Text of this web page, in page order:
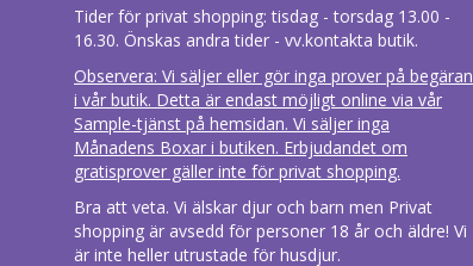
Tider för privat shopping: tisdag - torsdag 13.00 -
16.30. Önskas andra tider - vv.kontakta butik.
Observera: Vi säljer eller gör inga prover på begäran
i vår butik. Detta är endast möjligt online via vår
Sample-tjänst på hemsidan. Vi säljer inga
Månadens Boxar i butiken. Erbjudandet om
gratisprover gäller inte för privat shopping.
Bra att veta. Vi älskar djur och barn men Privat
shopping är avsedd för personer 18 år och äldre! Vi
är inte heller utrustade för husdjur.